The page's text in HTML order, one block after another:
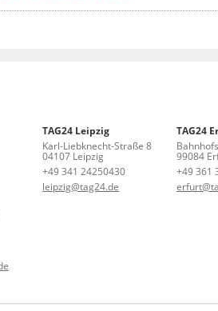
TAG24 Leipzig
Karl-Liebknecht-Straße 8
04107 Leipzig
+49 341 24250430
leipzig@tag24.de
TAG24
99084
+49 361